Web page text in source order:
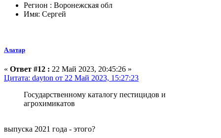
Регион : Воронежская обл
Имя: Сергей
Алатар
« Ответ #12 : 22 Май 2023, 20:45:26 »
Цитата: dayton от 22 Май 2023, 15:27:23
Государственному каталогу пестицидов и
агрохимикатов
выпуска 2021 года - этого?